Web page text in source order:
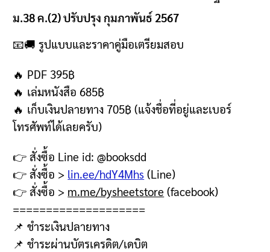
ม.38 ค.(2) ปรับปรุง กุมภาพันธ์ 2567
📧🚚รูปแบบและราคาคู่มือเตรียมสอบ
🔥 PDF 395฿
🔥 เล่มหนังสือ 685฿
🔥 เก็บเงินปลายทาง 705฿ (แจ้งชื่อที่อยู่และเบอร์
โทรศัพท์ได้เลยครับ)
👉 สั่งซื้อ Line id: @booksdd
👉 สั่งซื้อ > lin.ee/hdY4Mhs (Line)
👉 สั่งซื้อ > m.me/bysheetstore (facebook)
====================
📌 ชำระเงินปลายทาง
📌 ชำระผ่านบัตรเครดิต/เดบิต